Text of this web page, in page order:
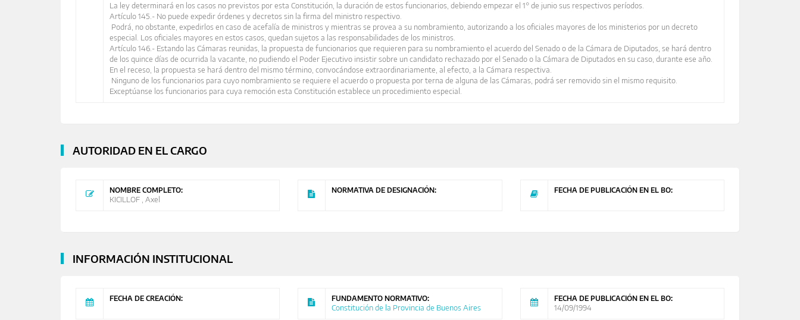
La ley determinará en los casos no previstos por esta Constitución, la duración de estos funcionarios, debiendo empezar el 1° de junio sus respectivos períodos.
Artículo 145.- No puede expedir órdenes y decretos sin la firma del ministro respectivo.
Podrá, no obstante, expedirlos en caso de acefalía de ministros y mientras se provea a su nombramiento, autorizando a los oficiales mayores de los ministerios por un decreto
especial. Los oficiales mayores en estos casos, quedan sujetos a las responsabilidades de los ministros.
Artículo 146.- Estando las Cámaras reunidas, la propuesta de funcionarios que requieren para su nombramiento el acuerdo del Senado o de la Cámara de Diputados, se hará dentro
de los quince días de ocurrida la vacante, no pudiendo el Poder Ejecutivo insistir sobre un candidato rechazado por el Senado o la Cámara de Diputados en su caso, durante ese año.
En el receso, la propuesta se hará dentro del mismo término, convocándose extraordinariamente, al efecto, a la Cámara respectiva.
Ninguno de los funcionarios para cuyo nombramiento se requiere el acuerdo o propuesta por terna de alguna de las Cámaras, podrá ser removido sin el mismo requisito.
Exceptúanse los funcionarios para cuya remoción esta Constitución establece un procedimiento especial.
AUTORIDAD EN EL CARGO
NOMBRE COMPLETO:
KICILLOF , Axel
NORMATIVA DE DESIGNACIÓN: FECHA DE PUBLICACIÓN EN EL BO:
INFORMACIÓN INSTITUCIONAL
FECHA DE CREACIÓN: FUNDAMENTO NORMATIVO:
Constitución de la Provincia de Buenos Aires
FECHA DE PUBLICACIÓN EN EL BO:
14/09/1994